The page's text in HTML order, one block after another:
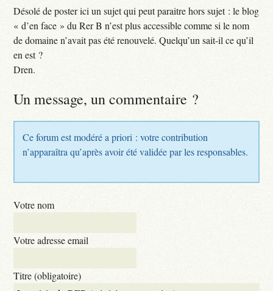
Désolé de poster ici un sujet qui peut paraitre hors sujet : le blog
« d’en face » du Rer B n’est plus accessible comme si le nom
de domaine n’avait pas été renouvelé. Quelqu’un sait-il ce qu’il
en est ?
Dren.
Un message, un commentaire ?
Ce forum est modéré a priori : votre contribution
n’apparaîtra qu’après avoir été validée par les responsables.
Votre nom
Votre adresse email
Titre (obligatoire)